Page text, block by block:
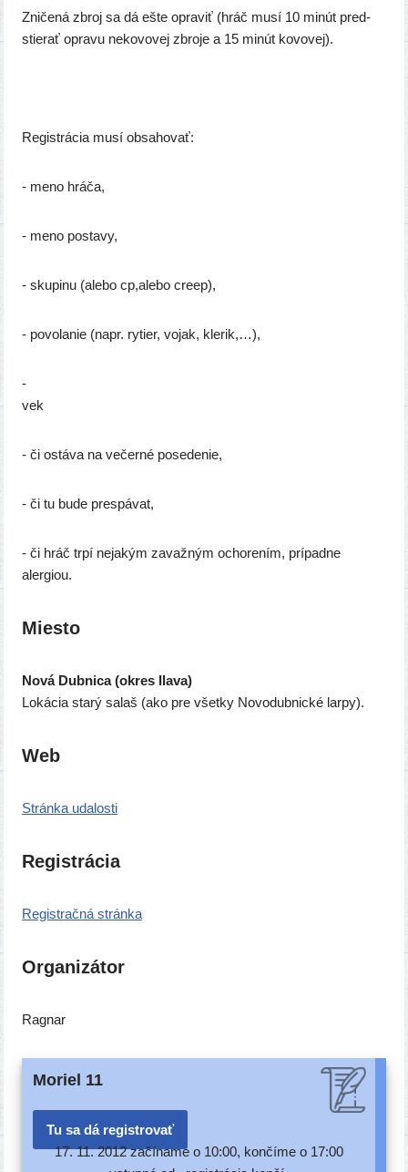
Zničená zbroj sa dá ešte opra­viť (hráč musí 10 minút pred­
stie­rať opra­vu neko­vo­vej zbro­je a 15 minút kovovej).
Registrácia musí obsahovať:
- meno hráča,
- meno postavy,
- sku­pi­nu (ale­bo cp,alebo creep),
- povo­la­nie (napr. rytier, vojak, klerik,…),
-
- či ostá­va na večer­né posedenie,
- či tu bude prespávat,
- či hráč trpí neja­kým zavaž­ným ocho­re­ním, prí­pad­ne
alergiou.
Miesto
Nová Dubnica (okres Ilava)
Lokácia sta­rý salaš (ako pre všet­ky Novodubnické larpy).
Web
Stránka uda­los­ti
Registrácia
Registračná strán­ka
Organizátor
Ragnar
Moriel 11
Tu sa dá registrovať
17. 11. 2012 začí­na­me o 10:00, kon­čí­me o 17:00